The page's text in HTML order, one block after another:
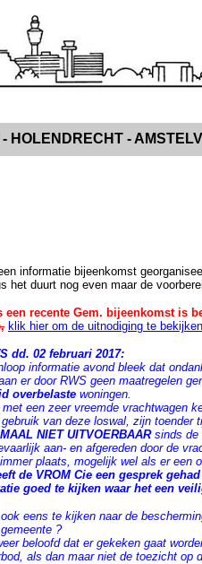
HOLENDRECHT -
informatie bijeenkomst
het duurt nog even maar de
een recente Gem. bijeenkomst is
, klik hier om de uitnodiging te bekijken
dd. 02 februari 2017:
informatie avond bleek dat
er door RWS geen maatregelen
overbelaste woningen.
een zeer vreemde vrachtwagen
van deze loswal, zijn
NIET UITVOERBAARsinds de
aan- en afgereden door de
plaats, mogelijk wel als er een
de VROM Cie een gesprek
goed te kijken waar het een
eens te kijken naar de
?
beloofd dat er gekeken gaat
als dan maar niet de toezicht op